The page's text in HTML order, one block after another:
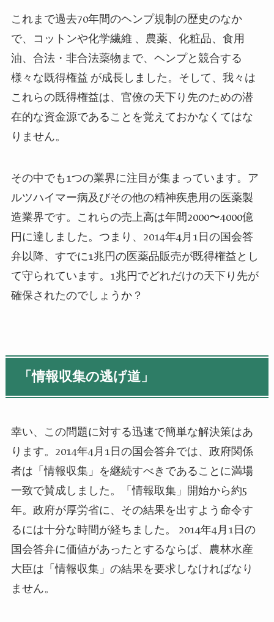
これまで過去70年間のヘンプ規制の歴史のなか
で、 コットンや化学繊維 、農薬、化粧品、食用
油、合法・非合法薬物まで、 ヘンプと競合する
様々な既得権益 が成長しました。 そして、我々は
これらの既得権益は、官僚の天下り先のための潜
在的な資金源であることを覚えておかなくてはな
りません。
その中でも1つの業界に注目が集まっています。ア
ルツハイマー病及びその他の精神疾患用の医薬製
造業界です。これらの売上高は年間2000〜4000億
円に達しました。つまり、 2014年4月 1 日の国会答
弁以降、すでに1兆円の医薬品販売が既得権益とし
て守られています。 1兆円でどれだけの天下り先が
確保されたのでしょうか？
「情報収集の逃げ道」
幸い、この問題に対する迅速で簡単な解決策はあ
ります。 2014年4月 1 日の国会答弁では、政府関係
者は「情報収集」を継続すべきであることに満場
一致で賛成しました。「情報取集」開始から約5
年。政府が厚労省に、その結果を出すよう命令す
るには十分な時間が経ちました。
2014年4月 1 日の
国会答弁に価値があったとするならば、農林水産
大臣は「情報収集」の結果を要求しなければなり
ません。